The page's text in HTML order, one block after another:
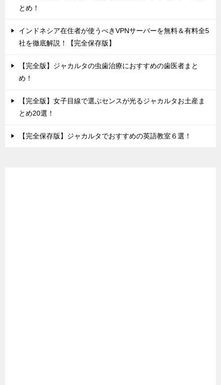
とめ！
インドネシア在住者が使うべきVPNサーバーを無料＆有料全5
社を徹底解説！【完全保存版】
【完全版】ジャカルタの虫歯治療におすすめの歯医者まと
め！
【完全版】女子目線で選ぶセンスが光るジャカルタお土産ま
とめ20選！
【完全保存版】ジャカルタでおすすめの英語教室６選！